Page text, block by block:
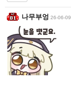
나무부엉 26-06-